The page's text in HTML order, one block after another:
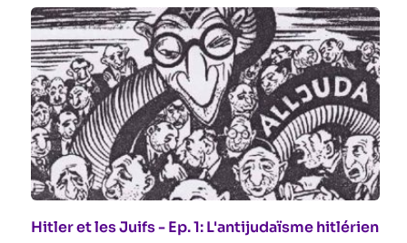
Hitler et les Juifs - Ep. 1: L'antijudaïsme hitlérien